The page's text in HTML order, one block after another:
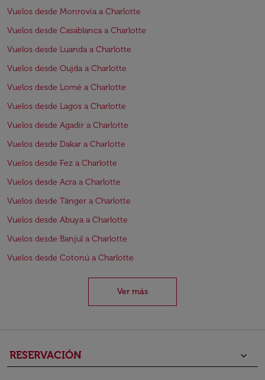
Vuelos desde Monrovia a Charlotte
Vuelos desde Casablanca a Charlotte
Vuelos desde Luanda a Charlotte
Vuelos desde Oujda a Charlotte
Vuelos desde Lomé a Charlotte
Vuelos desde Lagos a Charlotte
Vuelos desde Agadir a Charlotte
Vuelos desde Dakar a Charlotte
Vuelos desde Fez a Charlotte
Vuelos desde Acra a Charlotte
Vuelos desde Tánger a Charlotte
Vuelos desde Abuya a Charlotte
Vuelos desde Banjul a Charlotte
Vuelos desde Cotonú a Charlotte
Ver más
RESERVACIÓN keyboard_arrow_down